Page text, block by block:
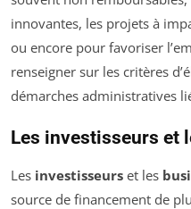
innovantes, les projets à
ou encore pour favoriser
renseigner sur les critères
démarches administratives
Les investisseurs et
Les investisseurs et les
source de financement de